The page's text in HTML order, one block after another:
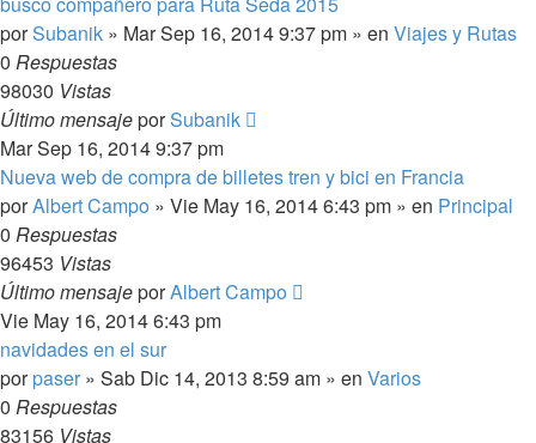
porSubanik » Mar Sep 16, 2014 9:37 pm » en Viajes y Rutas
0 Respuestas
98030 Vistas
Último mensajeporSubanik
Mar Sep 16, 2014 9:37 pm
Nueva web de compra de billetes tren y bici en Francia
porAlbert Campo » Vie May 16, 2014 6:43 pm » en Principal
0 Respuestas
96453 Vistas
Último mensajeporAlbert Campo
Vie May 16, 2014 6:43 pm
navidades en el sur
porpaser » Sab Dic 14, 2013 8:59 am » en Varios
0 Respuestas
83156 Vistas